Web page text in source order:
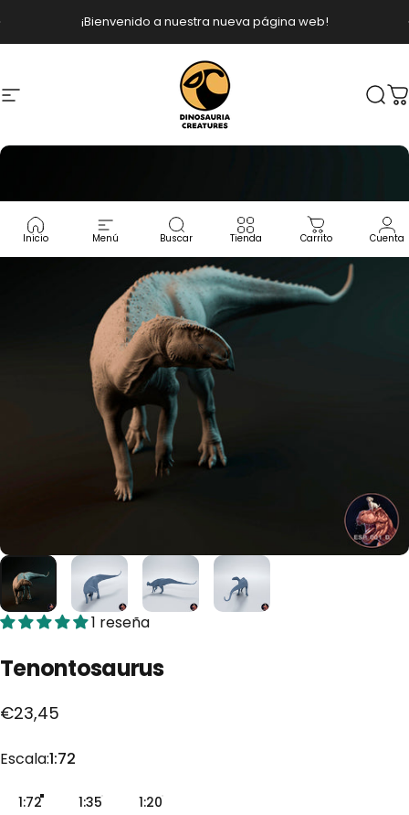
¡Bienvenido a nuestra nueva página web!
diapositivas pausa
Navegación Dinosauria Creatures
Inicio Menú Buscar Tienda Carrito Cuenta
1 reseña
Tenontosaurus
€23,45
Escala
Escala:1:72
1:72 1:35 1:20